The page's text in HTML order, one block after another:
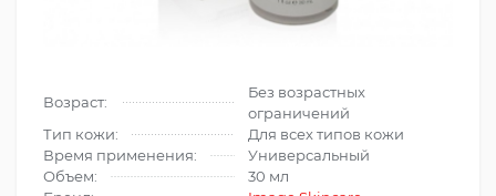
Возраст:
Без возрастных
ограничений
Тип кожи:
Для всех типов кожи
Время применения:
Универсальный
Объем:
30 мл